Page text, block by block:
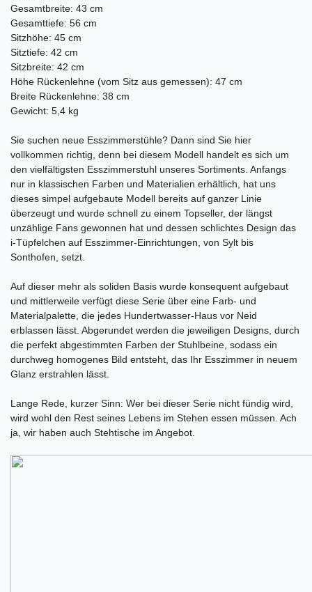
Gesamtbreite: 43 cm
Gesamttiefe: 56 cm
Sitzhöhe: 45 cm
Sitztiefe: 42 cm
Sitzbreite: 42 cm
Höhe Rückenlehne (vom Sitz aus gemessen): 47 cm
Breite Rückenlehne: 38 cm
Gewicht: 5,4 kg
Sie suchen neue Esszimmerstühle? Dann sind Sie hier
vollkommen richtig, denn bei diesem Modell handelt es sich um
den vielfältigsten Esszimmerstuhl unseres Sortiments. Anfangs
nur in klassischen Farben und Materialien erhältlich, hat uns
dieses simpel aufgebaute Modell bereits auf ganzer Linie
überzeugt und wurde schnell zu einem Topseller, der längst
unzählige Fans gewonnen hat und dessen schlichtes Design das
i-Tüpfelchen auf Esszimmer-Einrichtungen, von Sylt bis
Sonthofen, setzt.
Auf dieser mehr als soliden Basis wurde konsequent aufgebaut
und mittlerweile verfügt diese Serie über eine Farb- und
Materialpalette, die jedes Hundertwasser-Haus vor Neid
erblassen lässt. Abgerundet werden die jeweiligen Designs, durch
die perfekt abgestimmten Farben der Stuhlbeine, sodass ein
durchweg homogenes Bild entsteht, das Ihr Esszimmer in neuem
Glanz erstrahlen lässt.
Lange Rede, kurzer Sinn: Wer bei dieser Serie nicht fündig wird,
wird wohl den Rest seines Lebens im Stehen essen müssen. Ach
ja, wir haben auch Stehtische im Angebot.